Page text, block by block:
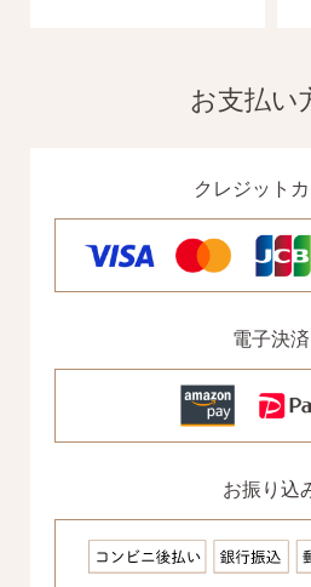
お支払い
クレジット
電子決済
お振り込